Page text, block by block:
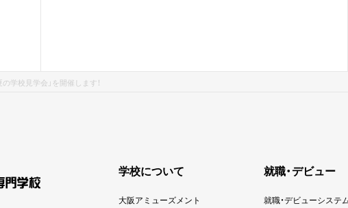
夏の学校見学会」を開催します！
学校について
大阪アミューズメント
就職・デビュー
就職・デビューシステ